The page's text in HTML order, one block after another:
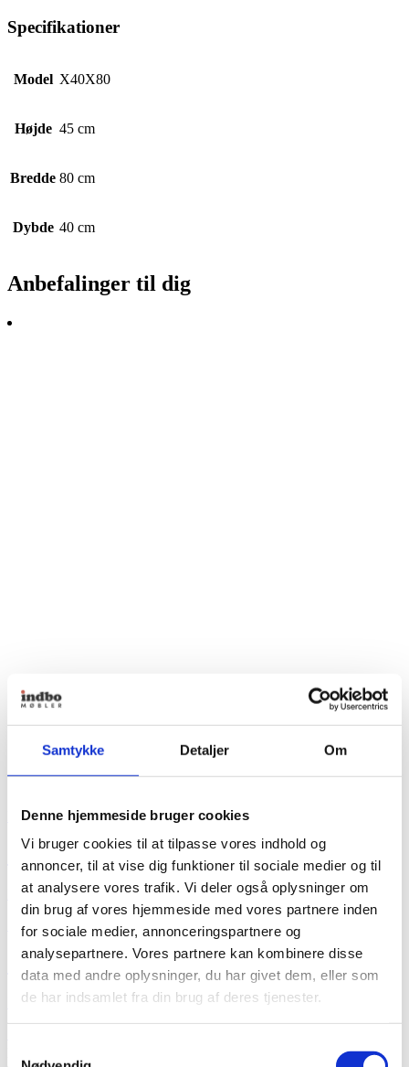
Samtykke Detaljer Om
Denne hjemmeside bruger cookies
Vi bruger cookies til at tilpasse vores indhold og
annoncer, til at vise dig funktioner til sociale medier og til
at analysere vores trafik. Vi deler også oplysninger om
din brug af vores hjemmeside med vores partnere inden
for sociale medier, annonceringspartnere og
analysepartnere. Vores partnere kan kombinere disse
data med andre oplysninger, du har givet dem, eller som
de har indsamlet fra din brug af deres tjenester.
Specifikationer
Model X40X80
Højde 45 cm
Bredde 80 cm
Dybde 40 cm
Anbefalinger til dig
Naver Collection
Ovale sofaborde AK960/970/980
Fra 8.834,00kr.
+ Flere varianter
Ovale sofaborde AK960/970/980
Fra8.834,00kr.